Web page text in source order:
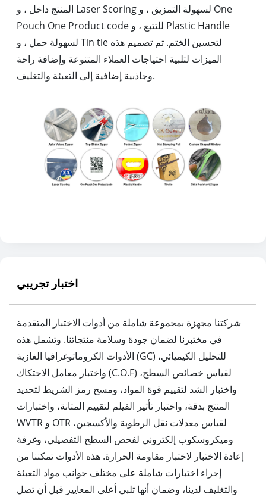
المنتج داخل ، و Laser Scoring لسهولة التمزيق ، و One
Pouch One Product code للتتبع ، و Plastic Handle
لسهولة حمل ، و Tin tie لتحسين الختم. تم تصميم هذه
الميزات لتلبية احتياجات العملاء المتنوعة وإضافة راحة
وجاذبية إضافية إلى التعبئة والتغليف.
اختبار تجريبي
شركتنا مجهزة بمجموعة شاملة من أدوات الاختبار المتقدمة
في مختبرنا لضمان جودة وسلامة منتجاتنا. وتشمل هذه
الأدوات الكروماتوغرافيا الغازية (GC) للتحليل الكيميائي،
واختبار معامل الاحتكاك (C.O.F) لقياس خصائص السطح،
واختبار الشد لتقييم قوة المواد، ومسح رمز الشريط لتحديد
المنتج بدقة، واختبار تأثير الفيلم لتقييم المتانة، واختبارات
WVTR و OTR لقياس معدلات نقل الرطوبة والأكسجين،
وميكروسكوب إلكتروني لفحص السطح التفصيلي، وغرفة
إعادة الاختبار لاختبار مقاومة الحرارة. هذه الأدوات تمكننا من
إجراء اختبارات شاملة على مختلف جوانب مواد التعبئة
والتغليف لدينا، وضمان أنها تلبي أعلى المعايير قبل أن تصل